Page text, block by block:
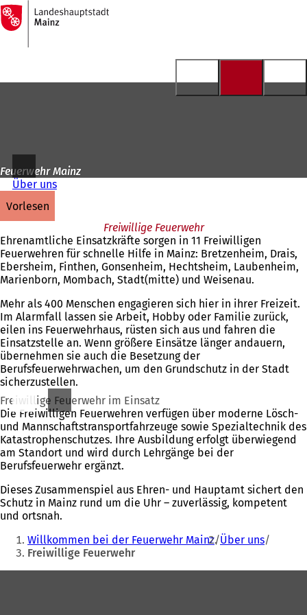
Inhalt anspringen
Zur
Startseite
Feuerwehr Mainz
Über uns
vorlesen
Freiwillige Feuerwehr
Ehrenamtliche Einsatzkräfte sorgen in 11 Freiwilligen
Feuerwehren für schnelle Hilfe in Mainz: Bretzenheim, Drais,
Ebersheim, Finthen, Gonsenheim, Hechtsheim, Laubenheim,
Marienborn, Mombach, Stadt(mitte) und Weisenau.
Mehr als 400 Menschen engagieren sich hier in ihrer Freizeit.
Im Alarmfall lassen sie Arbeit, Hobby oder Familie zurück,
eilen ins Feuerwehrhaus, rüsten sich aus und fahren die
Einsatzstelle an. Wenn größere Einsätze länger andauern,
übernehmen sie auch die Besetzung der
Berufsfeuerwehrwachen, um den Grundschutz in der Stadt
sicherzustellen.
Freiwillige Feuerwehr im Einsatz
Die Freiwilligen Feuerwehren verfügen über moderne Lösch-
und Mannschaftstransportfahrzeuge sowie Spezialtechnik des
Katastrophenschutzes. Ihre Ausbildung erfolgt überwiegend
am Standort und wird durch Lehrgänge bei der
Berufsfeuerwehr ergänzt.
Dieses Zusammenspiel aus Ehren- und Hauptamt sichert den
Schutz in Mainz rund um die Uhr – zuverlässig, kompetent
und ortsnah.
Sie
befinden
sich
Willkommen bei der Feuerwehr Mainz Über uns
Freiwillige Feuerwehr